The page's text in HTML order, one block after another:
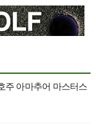
주 아마추어 마스터스